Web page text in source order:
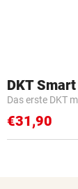
DKT Smart
Das erste DKT
€31,90